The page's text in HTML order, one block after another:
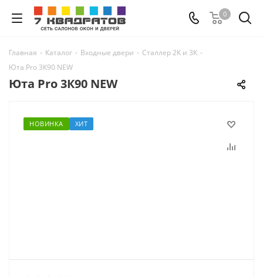
0
Главная - Каталог - Входные двери - Сталлер 2К и 3К -
Юта Pro 3К90 NEW
Юта Pro 3К90 NEW
НОВИНКА ХИТ